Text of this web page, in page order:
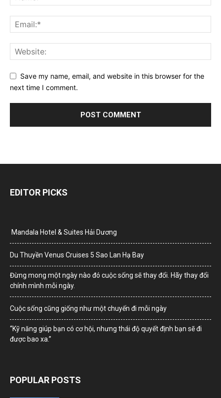
Save my name, email, and website in this browser for the
next time I comment.
EDITOR PICKS
Mandala Hotel & Suites Hải Dương
Du Thuyền Venus Cruises 5 Sao Lan Hạ Bay
Đừng mong một ngày nào đó cuộc sống sẽ thay đổi. Hãy thay đổi
chính mình mỗi ngày.
Cuộc sống cũng giống như một chuyến đi mỗi ngày
“Kỹ năng giúp bạn có cơ hội, nhưng thái độ quyết định bạn sẽ đi
được bao xa.”
POPULAR POSTS